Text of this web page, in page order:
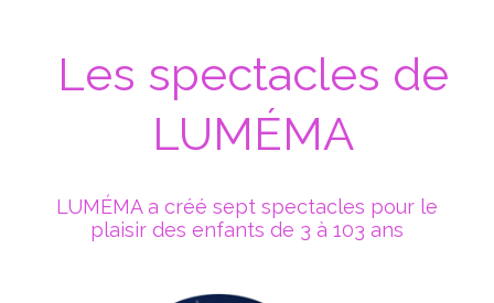
Les spectacles de
LUMÉMA
LUMÉMA a créé sept spectacles pour le
plaisir des enfants de 3 à 103 ans